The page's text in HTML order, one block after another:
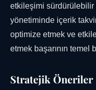
etkileşimi sürdürülebilir
yönetiminde içerik
optimize etmek ve
etmek başarının temel
Stratejik Öneriler